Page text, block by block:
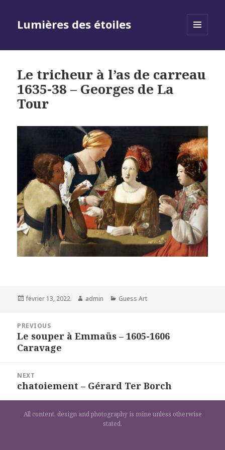
Lumières des étoiles
Le tricheur à l’as de carreau
1635-38 – Georges de La
Tour
Posted
février 13, 2022 Author
admin Categories
Guess Art
l’article
PREVIOUS
Previous
post:
Le souper à Emmaüs – 1605-1606
Caravage
NEXT
Next
post:
chatoiement – Gérard Ter Borch
All content, design and photography is mine unless otherwise
stated.